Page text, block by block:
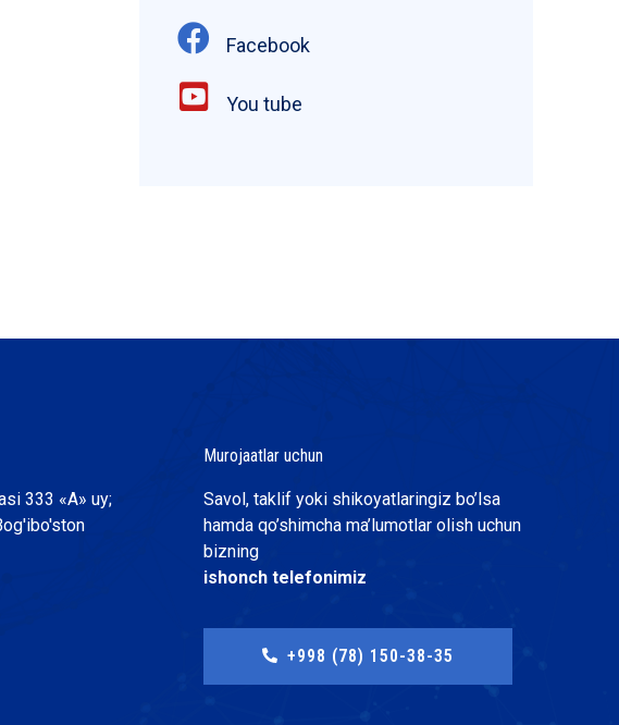
Facebook
You tube
333 «А» uy;
Murojaatlar uchun
Savol, taklif yoki shikoyatlaringiz bo’lsa
hamda qo’shimcha ma’lumotlar olish uchun
bizning
ishonch telefonimiz
+998 (78) 150-38-35